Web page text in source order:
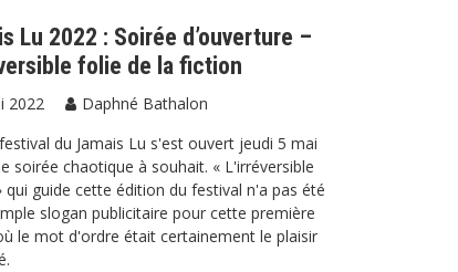
Lu 2022 : Soirée d’ouverture –
folie de la fiction
2022
Daphné Bathalon
du Jamais Lu s'est ouvert jeudi 5 mai
soirée chaotique à souhait. « L'irréversible
qui guide cette édition du festival n'a pas été
slogan publicitaire pour cette première
le mot d'ordre était certainement le plaisir